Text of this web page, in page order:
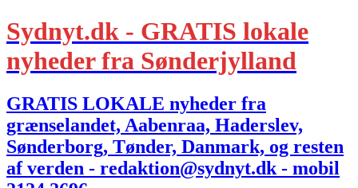
Sydnyt.dk - GRATIS lokale
nyheder fra Sønderjylland
GRATIS LOKALE nyheder fra
grænselandet, Aabenraa, Haderslev,
Sønderborg, Tønder, Danmark, og resten
af verden - redaktion@sydnyt.dk - mobil